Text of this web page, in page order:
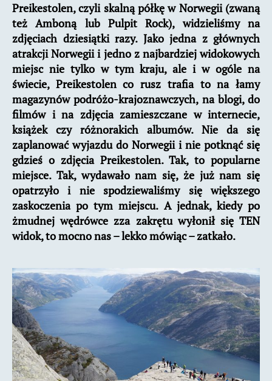
Preikestolen, czyli skalną półkę w Norwegii (zwaną
też Amboną lub Pulpit Rock), widzieliśmy na
zdjęciach dziesiątki razy. Jako jedna z głównych
atrakcji Norwegii i jedno z najbardziej widokowych
miejsc nie tylko w tym kraju, ale i w ogóle na
świecie, Preikestolen co rusz trafia to na łamy
magazynów podróżo-krajoznawczych, na blogi, do
filmów i na zdjęcia zamieszczane w internecie,
książek czy różnorakich albumów. Nie da się
zaplanować wyjazdu do Norwegii i nie potknąć się
gdzieś o zdjęcia Preikestolen. Tak, to popularne
miejsce. Tak, wydawało nam się, że już nam się
opatrzyło i nie spodziewaliśmy się większego
zaskoczenia po tym miejscu. A jednak, kiedy po
żmudnej wędrówce zza zakrętu wyłonił się TEN
widok, to mocno nas – lekko mówiąc – zatkało.